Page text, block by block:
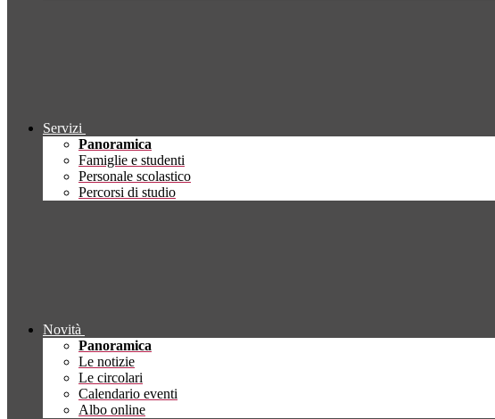
Servizi
Panoramica
Famiglie e studenti
Personale scolastico
Percorsi di studio
Novità
Panoramica
Le notizie
Le circolari
Calendario eventi
Albo online